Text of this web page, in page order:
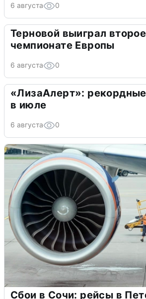
6 августа 0
Терновой выиграл
чемпионате Европы
6 августа 0
«ЛизаАлерт»:
в июле
6 августа 0
Сбои в Сочи: рейсы в